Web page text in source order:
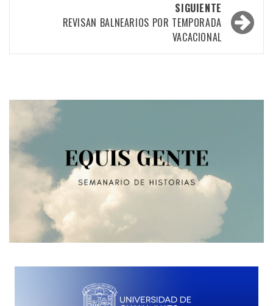
entradas
SIGUIENTE
REVISAN BALNEARIOS POR TEMPORADA
VACACIONAL